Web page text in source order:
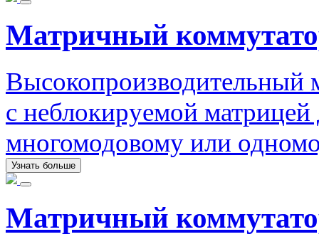
Матричный
Высокопроизводительный
с неблокируемой
многомодовому или
Узнать больше
Матричный